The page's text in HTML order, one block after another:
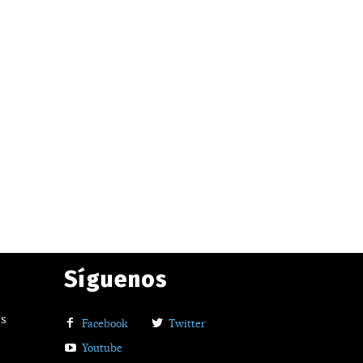
Síguenos
Facebook
Twitter
Youtube